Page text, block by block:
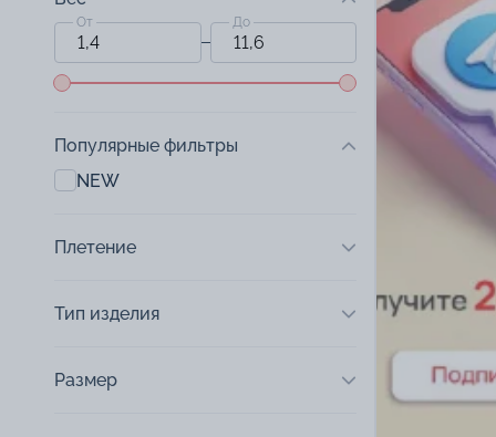
От До
Популярные фильтры
NEW
Плетение
Тип изделия
Размер